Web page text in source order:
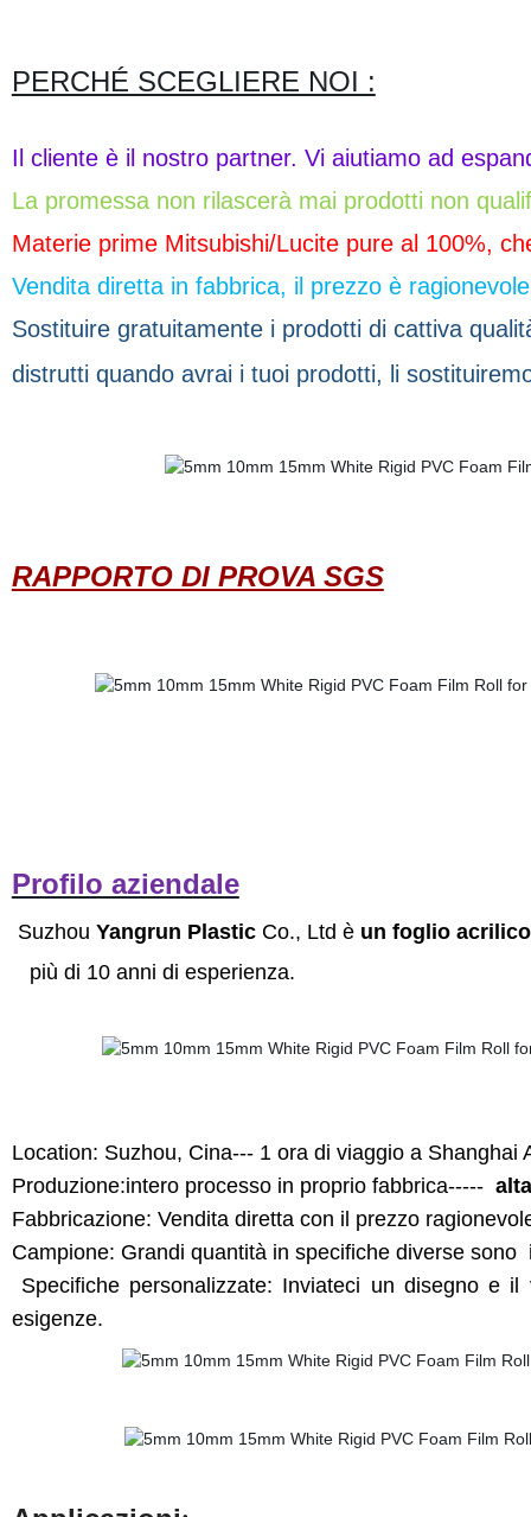
PERCHÉ SCEGLIERE NOI :
Il cliente è il nostro partner. Vi aiutiamo ad
La promessa non rilascerà mai prodotti non
Materie prime Mitsubishi/Lucite pure al 100%,
Vendita diretta in fabbrica, il prezzo è
Sostituire gratuitamente i prodotti di cattiva
distrutti quando avrai i tuoi prodotti, li
RAPPORTO DI PROVA SGS
Profilo aziendale
Suzhou Yangrun PlasticCo., Ltd èun foglio
più di 10 anni di esperienza.
Location: Suzhou, Cina--- 1 ora di viaggio a Shanghai
Produzione:intero processo in proprio fabbrica-----
Fabbricazione: Vendita diretta con il prezzo
Campione: Grandi quantità in specifiche diverse sono
Specifiche personalizzate: Inviateci un disegno e
esigenze.